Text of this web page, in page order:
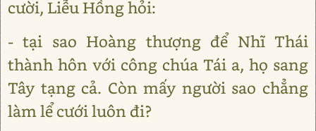
cười, Liễu Hồng hỏi:
- tại sao Hoàng thượng để Nhĩ Thái
thành hôn với công chúa Tái a, họ sang
Tây tạng cả. Còn mấy người sao chẳng
làm lể cưới luôn đi?